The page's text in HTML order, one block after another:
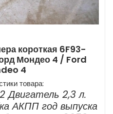
короткая 6F93-
Мондео 4 / Ford
4
товара:
Двигатель 2,3 л.
АКПП год выпуска